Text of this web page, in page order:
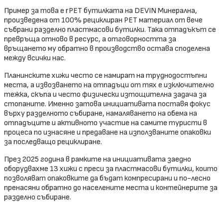
Пример за това е rPET бутилката на DEVIN Минерална,
произведена от 100% рециклиран PET материал от вече
събрани разделно пластмасови бутилки. Така отпадъкът се
превръща отново в ресурс, а отговорността за
връщането му обратно в производство остава споделена
между всички нас.
Планинските хижи често се намират на труднодостъпни
места, а извозването на отпадъци от тях е изключително
тежка, скъпа и често физически изтощителна задача за
стопаните. Именно затова инициативата поставя фокус
върху разделното събиране, намаляването на обема на
отпадъците и активното участие на самите туристи в
процеса по изнасяне и предаване на използваните опаковки
за последващо рециклиране.
През 2025 година в рамките на инициативата заедно
оборудвахме 13 хижи с преси за пластмасови бутилки, които
позволяват опаковките да бъдат компресирани и по-лесно
пренасяни обратно до населените места и контейнерите за
разделно събиране.